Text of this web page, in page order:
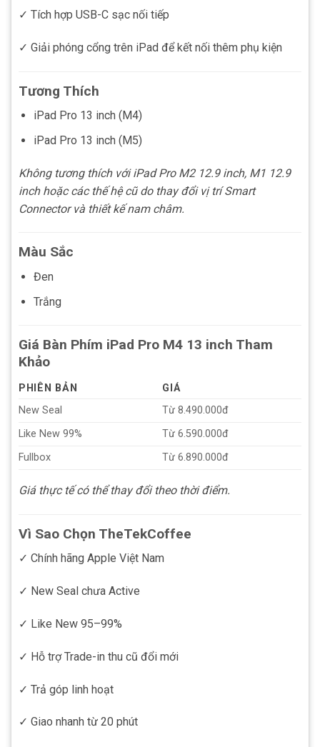
✓ Tích hợp USB-C sạc nối tiếp
✓ Giải phóng cổng trên iPad để kết nối thêm phụ kiện
Tương Thích
iPad Pro 13 inch (M4)
iPad Pro 13 inch (M5)
Không tương thích với iPad Pro M2 12.9 inch, M1 12.9
inch hoặc các thế hệ cũ do thay đổi vị trí Smart
Connector và thiết kế nam châm.
Màu Sắc
Đen
Trắng
Giá Bàn Phím iPad Pro M4 13 inch Tham
Khảo
PHIÊN BẢN
GIÁ
New Seal
Từ 8.490.000đ
Like New 99%
Từ 6.590.000đ
Fullbox
Từ 6.890.000đ
Giá thực tế có thể thay đổi theo thời điểm.
Vì Sao Chọn TheTekCoffee
✓ Chính hãng Apple Việt Nam
✓ New Seal chưa Active
✓ Like New 95–99%
✓ Hỗ trợ Trade-in thu cũ đổi mới
✓ Trả góp linh hoạt
✓ Giao nhanh từ 20 phút